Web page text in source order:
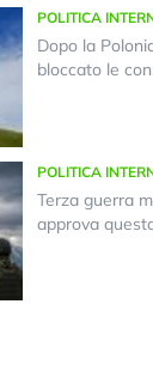
POLITICA
Dopo la
bloccato le
POLITICA
Terza guerra
approva